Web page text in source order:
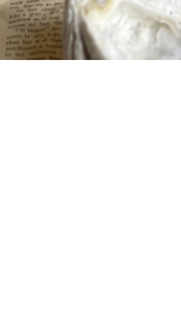
tıklayın